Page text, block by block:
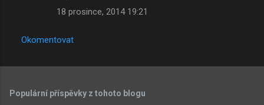
18 prosince, 2014 19:21
Okomentovat
Populární příspěvky z tohoto blogu